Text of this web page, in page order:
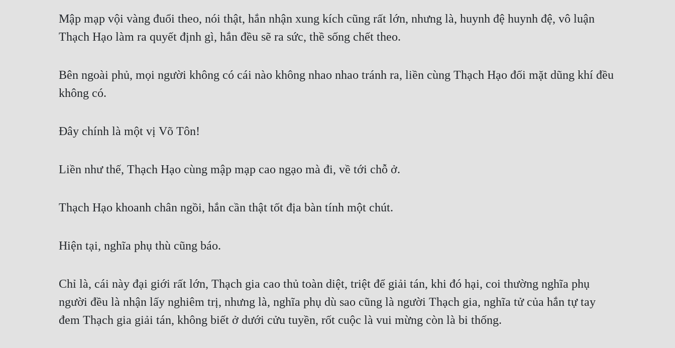
Mập mạp vội vàng đuổi theo, nói thật, hắn nhận xung kích cũng rất lớn, nhưng là, huynh đệ huynh đệ, vô luận
Thạch Hạo làm ra quyết định gì, hắn đều sẽ ra sức, thề sống chết theo.
Bên ngoài phủ, mọi người không có cái nào không nhao nhao tránh ra, liền cùng Thạch Hạo đối mặt dũng khí đều
không có.
Đây chính là một vị Võ Tôn!
Liền như thế, Thạch Hạo cùng mập mạp cao ngạo mà đi, về tới chỗ ở.
Thạch Hạo khoanh chân ngồi, hắn cần thật tốt địa bàn tính một chút.
Hiện tại, nghĩa phụ thù cũng báo.
Chỉ là, cái này đại giới rất lớn, Thạch gia cao thủ toàn diệt, triệt để giải tán, khi đó hại, coi thường nghĩa phụ
người đều là nhận lấy nghiêm trị, nhưng là, nghĩa phụ dù sao cũng là người Thạch gia, nghĩa tử của hắn tự tay
đem Thạch gia giải tán, không biết ở dưới cửu tuyền, rốt cuộc là vui mừng còn là bi thống.